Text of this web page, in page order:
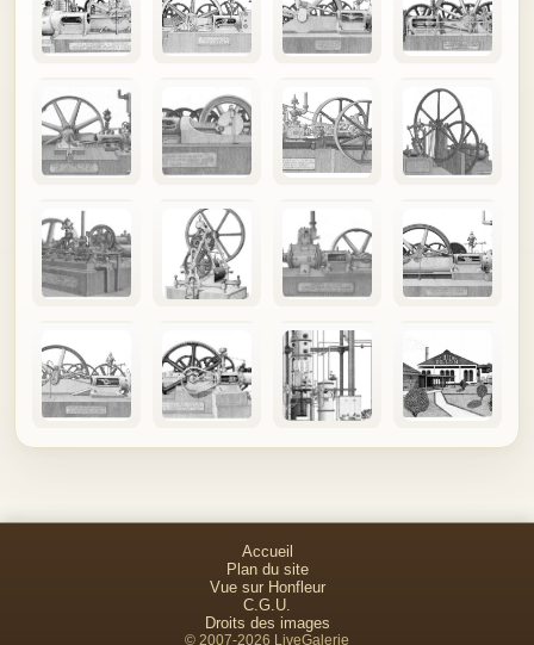
Accueil
Plan du site
Vue sur Honfleur
C.G.U.
Droits des images
© 2007-2026 LiveGalerie